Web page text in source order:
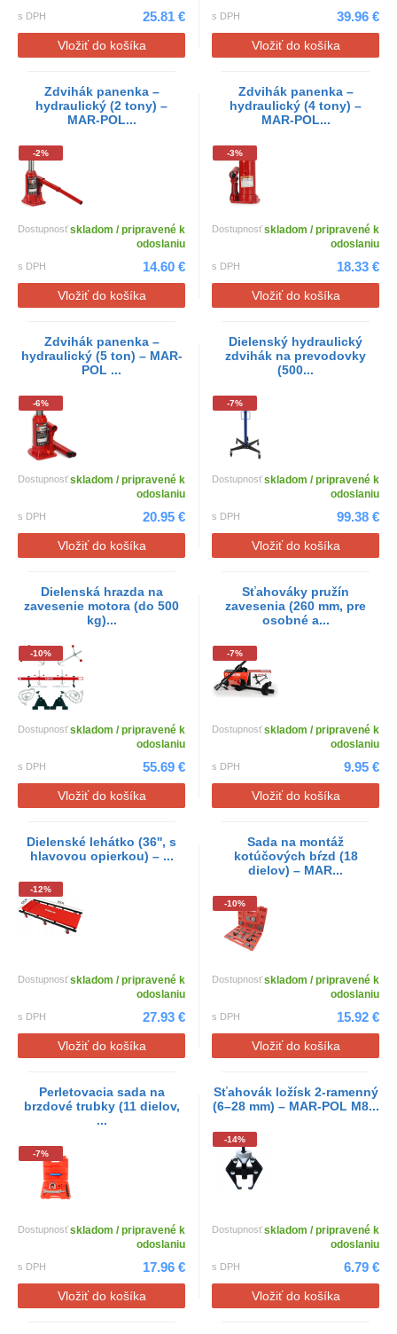
s DPH 25.81 €
Vložiť do košíka
s DPH 39.96 €
Vložiť do košíka
Zdvihák panenka –
hydraulický (2 tony) –
MAR-POL...
-2%
Dostupnosťskladom / pripravené k
odoslaniu
s DPH 14.60 €
Vložiť do košíka
Zdvihák panenka –
hydraulický (4 tony) –
MAR-POL...
-3%
Dostupnosťskladom / pripravené k
odoslaniu
s DPH 18.33 €
Vložiť do košíka
Zdvihák panenka –
hydraulický (5 ton) – MAR-
POL ...
-6%
Dostupnosťskladom / pripravené k
odoslaniu
s DPH 20.95 €
Vložiť do košíka
Dielenský hydraulický
zdvihák na prevodovky
(500...
-7%
Dostupnosťskladom / pripravené k
odoslaniu
s DPH 99.38 €
Vložiť do košíka
Dielenská hrazda na
zavesenie motora (do 500
kg)...
-10%
Dostupnosťskladom / pripravené k
odoslaniu
s DPH 55.69 €
Vložiť do košíka
Sťahováky pružín
zavesenia (260 mm, pre
osobné a...
-7%
Dostupnosťskladom / pripravené k
odoslaniu
s DPH 9.95 €
Vložiť do košíka
Dielenské lehátko (36'', s
hlavovou opierkou) – ...
-12%
Dostupnosťskladom / pripravené k
odoslaniu
s DPH 27.93 €
Vložiť do košíka
Sada na montáž
kotúčových bŕzd (18
dielov) – MAR...
-10%
Dostupnosťskladom / pripravené k
odoslaniu
s DPH 15.92 €
Vložiť do košíka
Perletovacia sada na
brzdové trubky (11 dielov,
...
-7%
Dostupnosťskladom / pripravené k
odoslaniu
s DPH 17.96 €
Vložiť do košíka
Sťahovák ložísk 2-ramenný
(6–28 mm) – MAR-POL M8...
-14%
Dostupnosťskladom / pripravené k
odoslaniu
s DPH 6.79 €
Vložiť do košíka